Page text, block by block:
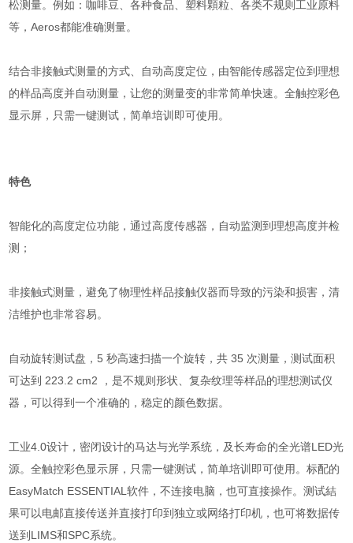
松测量。例如：咖啡豆、各种食品、塑料顆粒、各类不规则工业原料
等，Aeros都能准确测量。
结合非接触式测量的方式、自动高度定位，由智能传感器定位到理想
的样品高度并自动测量，让您的测量变的非常简单快速。全触控彩色
显示屏，只需一键测试，简单培训即可使用。
特色
智能化的高度定位功能，通过高度传感器，自动监测到理想高度并检
测；
非接触式测量，避免了物理性样品接触仪器而导致的污染和损害，清
洁维护也非常容易。
自动旋转测试盘，5 秒高速扫描一个旋转，共 35 次测量，测试面积
可达到 223.2 cm2 ，是不规则形状、复杂纹理等样品的理想测试仪
器，可以得到一个准确的，稳定的颜色数据。
工业4.0设计，密闭设计的马达与光学系统，及长寿命的全光谱LED光
源。全触控彩色显示屏，只需一键测试，简单培训即可使用。标配的
EasyMatch ESSENTIAL软件，不连接电脑，也可直接操作。测试結
果可以电邮直接传送并直接打印到独立或网络打印机，也可将数据传
送到LIMS和SPC系统。